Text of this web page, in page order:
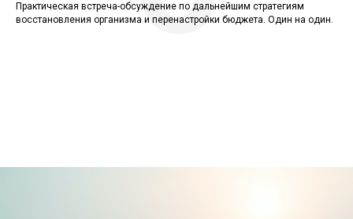
Практическая встреча-обсуждение по дальнейшим стратегиям
восстановления организма и перенастройки бюджета. Один на один.